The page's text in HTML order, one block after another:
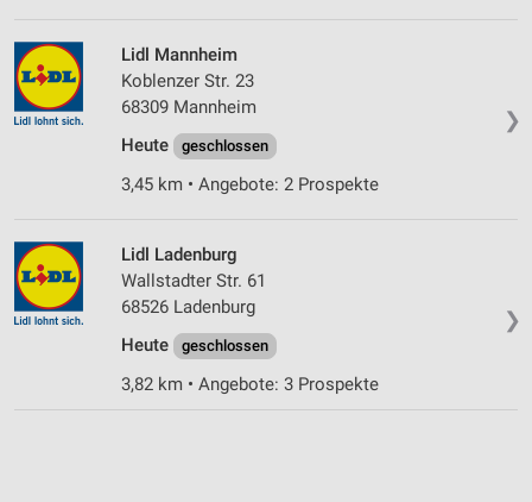
❯
Lidl Mannheim
Koblenzer Str. 23
68309 Mannheim
Heute
geschlossen
3,45 km • Angebote: 2 Prospekte
❯
Lidl Ladenburg
Wallstadter Str. 61
68526 Ladenburg
Heute
geschlossen
3,82 km • Angebote: 3 Prospekte